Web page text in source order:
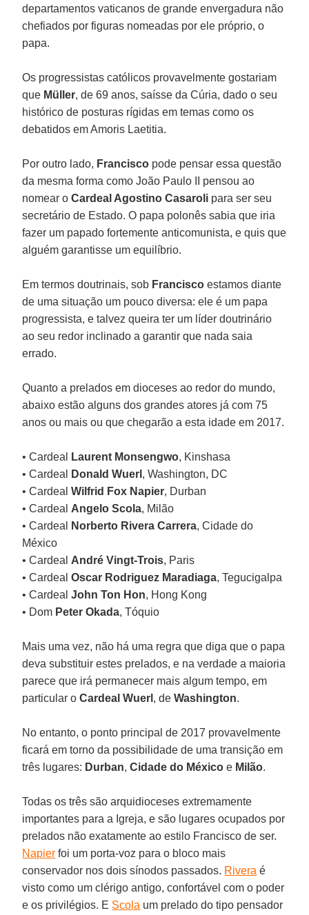
departamentos vaticanos de grande envergadura não
chefiados por figuras nomeadas por ele próprio, o
papa.
Os progressistas católicos provavelmente gostariam
que Müller, de 69 anos, saísse da Cúria, dado o seu
histórico de posturas rígidas em temas como os
debatidos em Amoris Laetitia.
Por outro lado, Francisco pode pensar essa questão
da mesma forma como João Paulo II pensou ao
nomear oCardeal Agostino Casaroli para ser seu
secretário de Estado. O papa polonês sabia que iria
fazer um papado fortemente anticomunista, e quis que
alguém garantisse um equilíbrio.
Em termos doutrinais, sob Francisco estamos diante
de uma situação um pouco diversa: ele é um papa
progressista, e talvez queira ter um líder doutrinário
ao seu redor inclinado a garantir que nada saia
errado.
Quanto a prelados em dioceses ao redor do mundo,
abaixo estão alguns dos grandes atores já com 75
anos ou mais ou que chegarão a esta idade em 2017.
• Cardeal Laurent Monsengwo, Kinshasa
• Cardeal
Donald Wuerl , Washington, DC
• CardealWilfrid Fox Napier, Durban
• Cardeal Angelo Scola, Milão
• Cardeal
Norberto Rivera Carrera, Cidade do
México
• Cardeal André Vingt-Trois, Paris
• CardealOscar Rodriguez Maradiaga, Tegucigalpa
• CardealJohn Ton Hon, Hong Kong
• Dom Peter Okada, Tóquio
Mais uma vez, não há uma regra que diga que o papa
deva substituir estes prelados, e na verdade a maioria
parece que irá permanecer mais algum tempo, em
particular oCardeal Wuerl , deWashington.
No entanto, o ponto principal de 2017 provavelmente
ficará em torno da possibilidade de uma transição em
três lugares: Durban,Cidade do México e Milão.
Todas os três são arquidioceses extremamente
importantes para a Igreja, e são lugares ocupados por
prelados não exatamente ao estilo Francisco de ser.
Napier foi um porta-voz para o bloco mais
conservador nos dois sínodos passados. Rivera é
visto como um clérigo antigo, confortável com o poder
e os privilégios. E Scola um prelado do tipo pensador